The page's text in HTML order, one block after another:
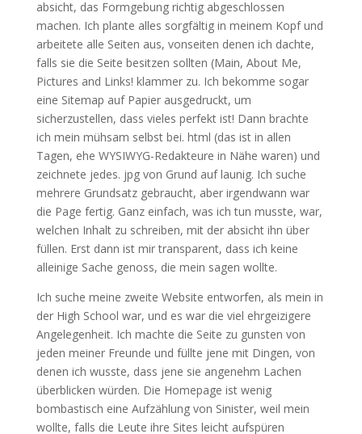
absicht, das Formgebung richtig abgeschlossen
machen. Ich plante alles sorgfältig in meinem Kopf und
arbeitete alle Seiten aus, vonseiten denen ich dachte,
falls sie die Seite besitzen sollten (Main, About Me,
Pictures and Links! klammer zu. Ich bekomme sogar
eine Sitemap auf Papier ausgedruckt, um
sicherzustellen, dass vieles perfekt ist! Dann brachte
ich mein mühsam selbst bei. html (das ist in allen
Tagen, ehe WYSIWYG-Redakteure in Nähe waren) und
zeichnete jedes. jpg von Grund auf launig. Ich suche
mehrere Grundsatz gebraucht, aber irgendwann war
die Page fertig. Ganz einfach, was ich tun musste, war,
welchen Inhalt zu schreiben, mit der absicht ihn über
füllen. Erst dann ist mir transparent, dass ich keine
alleinige Sache genoss, die mein sagen wollte.
Ich suche meine zweite Website entworfen, als mein in
der High School war, und es war die viel ehrgeizigere
Angelegenheit. Ich machte die Seite zu gunsten von
jeden meiner Freunde und füllte jene mit Dingen, von
denen ich wusste, dass jene sie angenehm Lachen
überblicken würden. Die Homepage ist wenig
bombastisch eine Aufzählung von Sinister, weil mein
wollte, falls die Leute ihre Sites leicht aufspüren